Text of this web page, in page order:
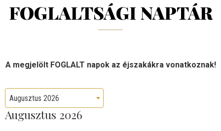
FOGLALTSÁGI NAPTÁR
A megjelölt FOGLALT napok az éjszakákra vonatkoznak!
Augusztus 2026
Augusztus 2026